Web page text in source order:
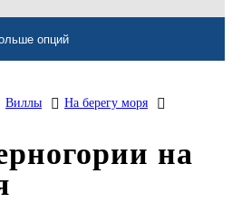
опций
Виллы На берегу моря
на